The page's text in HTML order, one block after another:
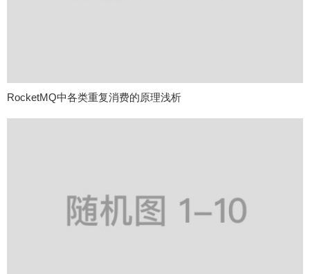
RocketMQ中各类重复消费的原理浅析